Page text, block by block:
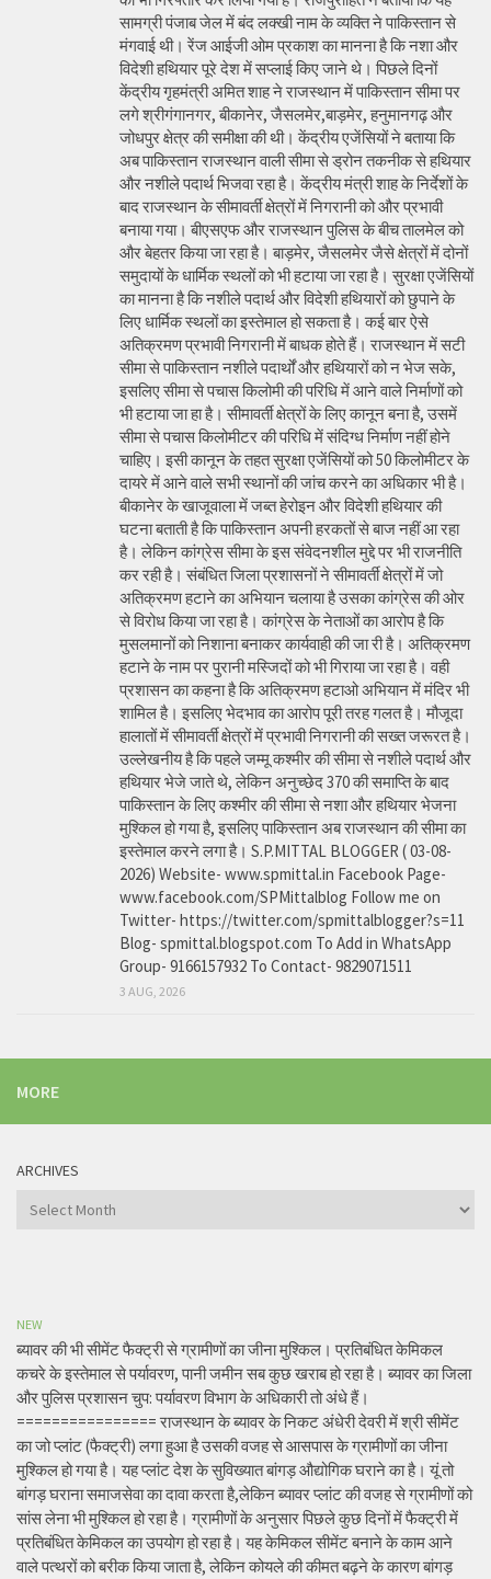
सामग्री पंजाब जेल में बंद लक्खी नाम के व्यक्ति ने पाकिस्तान से
मंगवाई थी। रेंज आईजी ओम प्रकाश का मानना है कि नशा और
विदेशी हथियार पूरे देश में सप्लाई किए जाने थे। पिछले दिनों
केंद्रीय गृहमंत्री अमित शाह ने राजस्थान में पाकिस्तान सीमा पर
लगे श्रीगंगानगर, बीकानेर, जैसलमेर,बाड़मेर, हनुमानगढ़ और
जोधपुर क्षेत्र की समीक्षा की थी। केंद्रीय एजेंसियों ने बताया कि
अब पाकिस्तान राजस्थान वाली सीमा से ड्रोन तकनीक से हथियार
और नशीले पदार्थ भिजवा रहा है। केंद्रीय मंत्री शाह के निर्देशों के
बाद राजस्थान के सीमावर्ती क्षेत्रों में निगरानी को और प्रभावी
बनाया गया। बीएसएफ और राजस्थान पुलिस के बीच तालमेल को
और बेहतर किया जा रहा है। बाड़मेर, जैसलमेर जैसे क्षेत्रों में दोनों
समुदायों के धार्मिक स्थलों को भी हटाया जा रहा है। सुरक्षा एजेंसियों
का मानना है कि नशीले पदार्थ और विदेशी हथियारों को छुपाने के
लिए धार्मिक स्थलों का इस्तेमाल हो सकता है। कई बार ऐसे
अतिक्रमण प्रभावी निगरानी में बाधक होते हैं। राजस्थान में सटी
सीमा से पाकिस्तान नशीले पदार्थों और हथियारों को न भेज सके,
इसलिए सीमा से पचास किलोमी की परिधि में आने वाले निर्माणों को
भी हटाया जा हा है। सीमावर्ती क्षेत्रों के लिए कानून बना है, उसमें
सीमा से पचास किलोमीटर की परिधि में संदिग्ध निर्माण नहीं होने
चाहिए। इसी कानून के तहत सुरक्षा एजेंसियों को 50 किलोमीटर के
दायरे में आने वाले सभी स्थानों की जांच करने का अधिकार भी है।
बीकानेर के खाजूवाला में जब्त हेरोइन और विदेशी हथियार की
घटना बताती है कि पाकिस्तान अपनी हरकतों से बाज नहीं आ रहा
है। लेकिन कांग्रेस सीमा के इस संवेदनशील मुद्दे पर भी राजनीति
कर रही है। संबंधित जिला प्रशासनों ने सीमावर्ती क्षेत्रों में जो
अतिक्रमण हटाने का अभियान चलाया है उसका कांग्रेस की ओर
से विरोध किया जा रहा है। कांग्रेस के नेताओं का आरोप है कि
मुसलमानों को निशाना बनाकर कार्यवाही की जा री है। अतिक्रमण
हटाने के नाम पर पुरानी मस्जिदों को भी गिराया जा रहा है। वही
प्रशासन का कहना है कि अतिक्रमण हटाओ अभियान में मंदिर भी
शामिल है। इसलिए भेदभाव का आरोप पूरी तरह गलत है। मौजूदा
हालातों में सीमावर्ती क्षेत्रों में प्रभावी निगरानी की सख्त जरूरत है।
उल्लेखनीय है कि पहले जम्मू कश्मीर की सीमा से नशीले पदार्थ और
हथियार भेजे जाते थे, लेकिन अनुच्छेद 370 की समाप्ति के बाद
पाकिस्तान के लिए कश्मीर की सीमा से नशा और हथियार भेजना
मुश्किल हो गया है, इसलिए पाकिस्तान अब राजस्थान की सीमा का
इस्तेमाल करने लगा है। S.P.MITTAL BLOGGER ( 03-08-
2026) Website- www.spmittal.in Facebook Page-
www.facebook.com/SPMittalblog Follow me on
Twitter- https://twitter.com/spmittalblogger?s=11
Blog- spmittal.blogspot.com To Add in WhatsApp
Group- 9166157932 To Contact- 9829071511
3 AUG, 2026
MORE
ARCHIVES
Archives
NEW
ब्यावर की भी सीमेंट फैक्ट्री से ग्रामीणों का जीना मुश्किल। प्रतिबंधित केमिकल
कचरे के इस्तेमाल से पर्यावरण, पानी जमीन सब कुछ खराब हो रहा है। ब्यावर का जिला
और पुलिस प्रशासन चुप: पर्यावरण विभाग के अधिकारी तो अंधे हैं।
================ राजस्थान के ब्यावर के निकट अंधेरी देवरी में श्री सीमेंट
का जो प्लांट (फैक्ट्री) लगा हुआ है उसकी वजह से आसपास के ग्रामीणों का जीना
मुश्किल हो गया है। यह प्लांट देश के सुविख्यात बांगड़ औद्योगिक घराने का है। यूं तो
बांगड़ घराना समाजसेवा का दावा करता है,लेकिन ब्यावर प्लांट की वजह से ग्रामीणों को
सांस लेना भी मुश्किल हो रहा है। ग्रामीणों के अनुसार पिछले कुछ दिनों में फैक्ट्री में
प्रतिबंधित केमिकल का उपयोग हो रहा है। यह केमिकल सीमेंट बनाने के काम आने
वाले पत्थरों को बरीक किया जाता है, लेकिन कोयले की कीमत बढ़ने के कारण बांगड़